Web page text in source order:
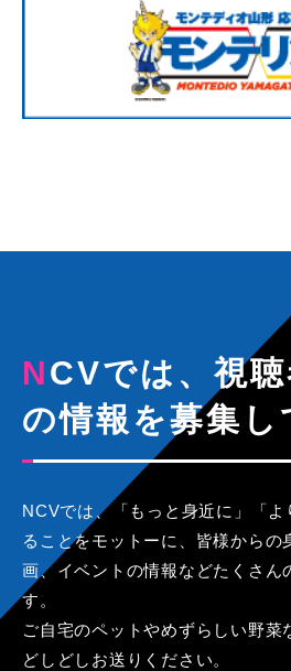
NCVでは、視聴者さまから
の情報を募集し
NCVでは、「もっと身近に」「
ることをモットーに、皆様からの
画、イベントの情報などたくさん
す。
ご自宅のペットやめずらしい野菜
どしどしお送りください。